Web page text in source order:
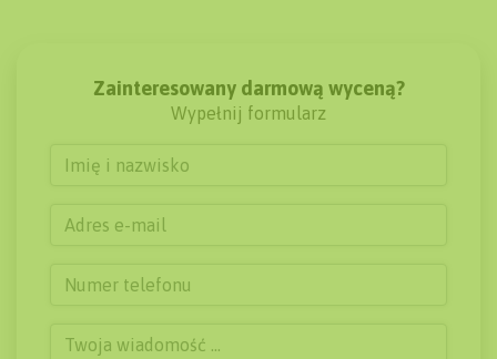
Zainteresowany darmową wyceną?
Wypełnij formularz